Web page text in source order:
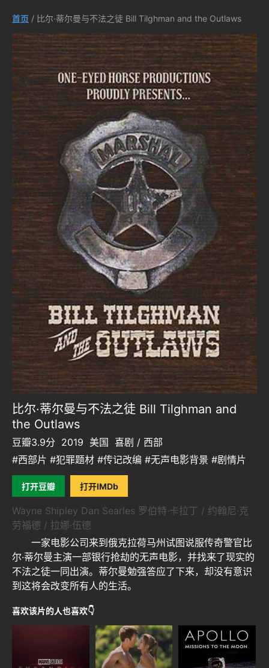
首页 / 比尔·蒂尔曼与不法之徒 Bill Tilghman and the Outlaws
比尔·蒂尔曼与不法之徒 Bill Tilghman and
the Outlaws
豆瓣3.9分 2019 美国 喜剧 / 西部
#西部片 #犯罪题材 #传记改编 #无声电影背景 #剧情片
打开豆瓣 打开IMDb
Wayne Shipley Dan Searles 罗伯特·卡拉丁 / 约翰尼·克
劳福德 / 拉娜·伍德
一家电影公司来到俄克拉荷马州试图说服传奇警官比
尔·蒂尔曼主演一部银行抢劫的无声电影，并找来了现实的
不法之徒一同出演。蒂尔曼勉强答应了下来，却没有意识
到这将会改变所有人的生活。
喜欢该片的人也喜欢👇